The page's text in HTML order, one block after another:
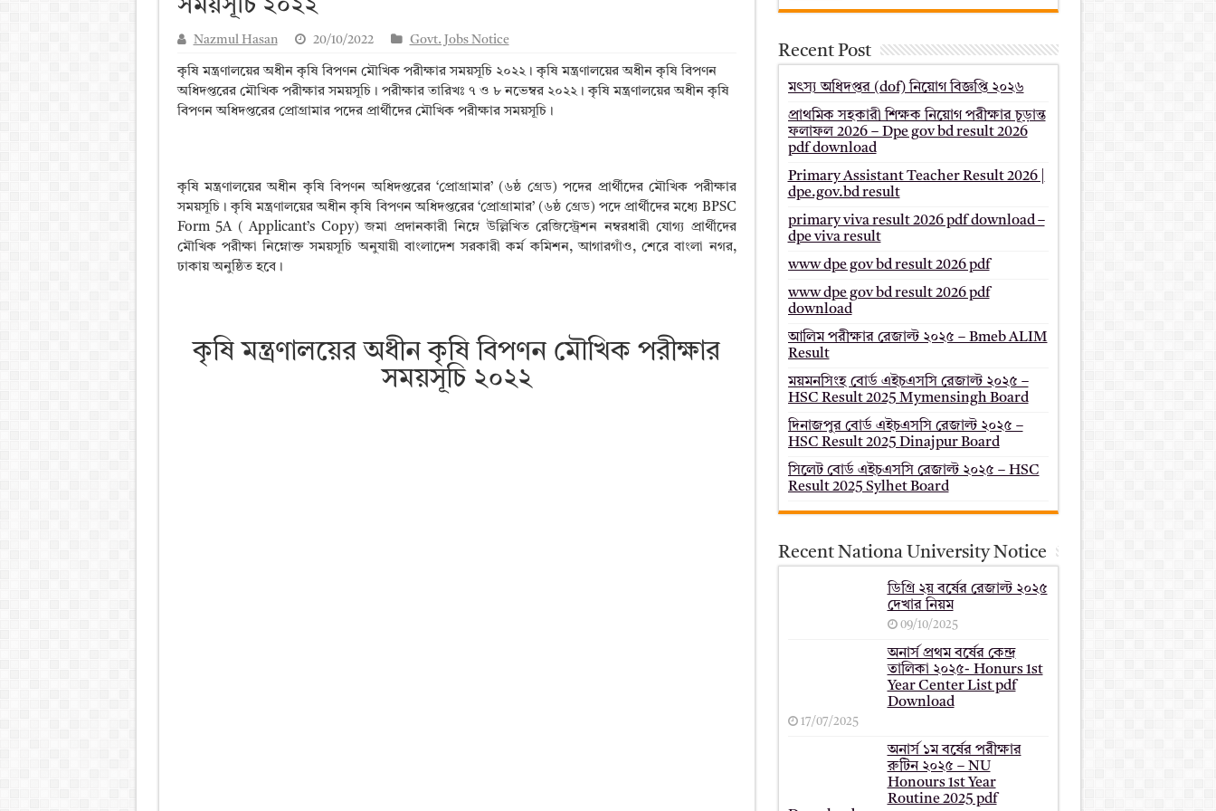
দিনাজপুর বোর্ড এইচএসসি রেজাল্ট ২০২৫ – HSC Result 2025 Dinajpur Board
সিলেট বোর্ড এইচএসসি রেজাল্ট ২০২৫ – HSC Result 2025 Sylhet Board
সময়সূচি ২০২২
Nazmul Hasan 20/10/2022 Govt. Jobs Notice
কৃষি মন্ত্রণালয়ের অধীন কৃষি বিপণন মৌখিক পরীক্ষার সময়সূচি ২০২২। কৃষি মন্ত্রণালয়ের অধীন কৃষি বিপণন
অধিদপ্তরের মৌখিক পরীক্ষার সময়সূচি। পরীক্ষার তারিখঃ ৭ ও ৮ নভেম্বর ২০২২। কৃষি মন্ত্রণালয়ের অধীন কৃষি
বিপণন অধিদপ্তরের প্রোগ্রামার পদের প্রার্থীদের মৌখিক পরীক্ষার সময়সূচি।
কৃষি মন্ত্রণালয়ের অধীন কৃষি বিপণন অধিদপ্তরের ‘প্রোগ্রামার’ (৬ষ্ঠ গ্রেড) পদের প্রার্থীদের মৌখিক পরীক্ষার
সময়সূচি। কৃষি মন্ত্রণালয়ের অধীন কৃষি বিপণন অধিদপ্তরের ‘প্রোগ্রামার’ (৬ষ্ঠ গ্রেড) পদে প্রার্থীদের মধ্যে BPSC
Form 5A ( Applicant’s Copy) জমা প্রদানকারী নিম্নে উল্লিখিত রেজিস্ট্রেশন নম্বরধারী যোগ্য প্রার্থীদের
মৌখিক পরীক্ষা নিম্নোক্ত সময়সূচি অনুযায়ী বাংলাদেশ সরকারী কর্ম কমিশন, আগারগাঁও, শেরে বাংলা নগর,
ঢাকায় অনুষ্ঠিত হবে।
কৃষি মন্ত্রণালয়ের অধীন কৃষি বিপণন মৌখিক পরীক্ষার
সময়সূচি ২০২২
Recent Post
মৎস্য অধিদপ্তর (dof) নিয়োগ বিজ্ঞপ্তি ২০২৬
প্রাথমিক সহকারী শিক্ষক নিয়োগ পরীক্ষার চূড়ান্ত
ফলাফল 2026 – Dpe gov bd result 2026
pdf download
Primary Assistant Teacher Result 2026 |
dpe.gov.bd result
primary viva result 2026 pdf download –
dpe viva result
www dpe gov bd result 2026 pdf
www dpe gov bd result 2026 pdf
download
আলিম পরীক্ষার রেজাল্ট ২০২৫ – Bmeb ALIM
Result
ময়মনসিংহ বোর্ড এইচএসসি রেজাল্ট ২০২৫ –
HSC Result 2025 Mymensingh Board
দিনাজপুর বোর্ড এইচএসসি রেজাল্ট ২০২৫ –
HSC Result 2025 Dinajpur Board
সিলেট বোর্ড এইচএসসি রেজাল্ট ২০২৫ – HSC
Result 2025 Sylhet Board
Recent Nationa University Notice
ডিগ্রি ২য় বর্ষের রেজাল্ট ২০২৫
দেখার নিয়ম
09/10/2025
অনার্স প্রথম বর্ষের কেন্দ্র
তালিকা ২০২৫- Honurs 1st
Year Center List pdf
Download
17/07/2025
অনার্স ১ম বর্ষের পরীক্ষার
রুটিন ২০২৫ – NU
Honours 1st Year
Routine 2025 pdf